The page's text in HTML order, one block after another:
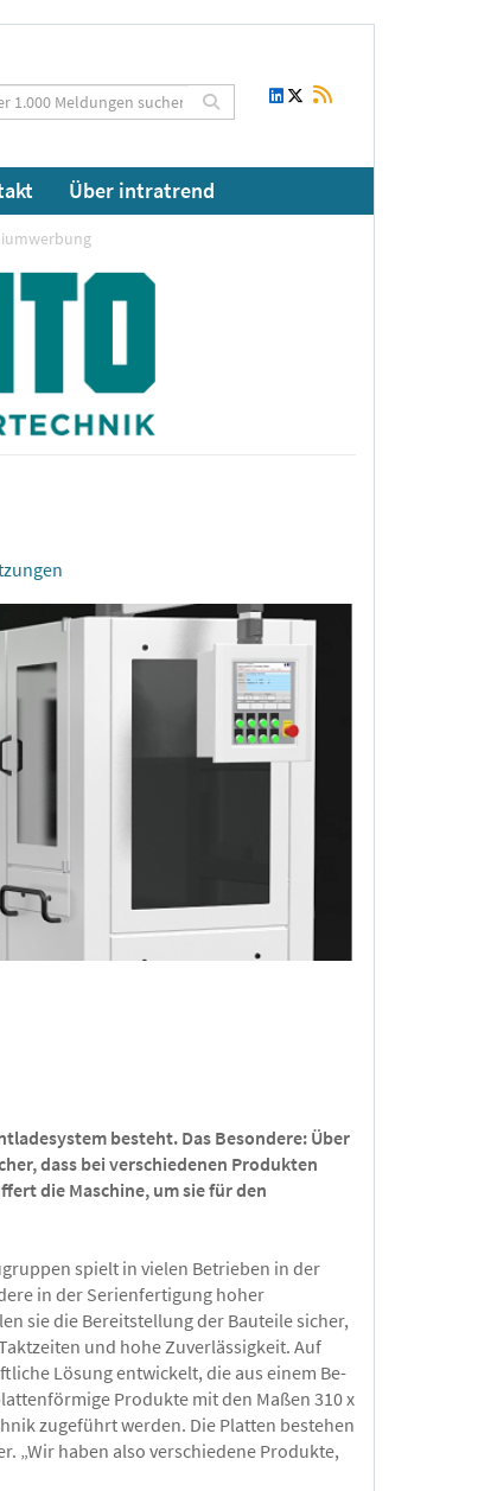
Über intratrend
besteht. Das Besondere: Über
dass bei verschiedenen Produkten
die Maschine, um sie für den
spielt in vielen Betrieben in der
in der Serienfertigung hoher
sie die Bereitstellung der Bauteile sicher,
und hohe Zuverlässigkeit. Auf
Lösung entwickelt, die aus einem Be-
Produkte mit den Maßen 310 x
zugeführt werden. Die Platten bestehen
„Wir haben also verschiedene Produkte,